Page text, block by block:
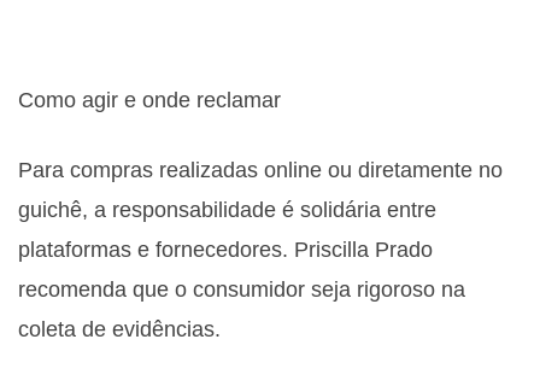
Como agir e onde reclamar
Para compras realizadas online ou diretamente no
guichê, a responsabilidade é solidária entre
plataformas e fornecedores. Priscilla Prado
recomenda que o consumidor seja rigoroso na
coleta de evidências.